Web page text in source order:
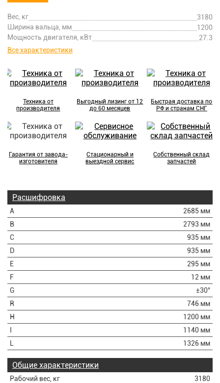
Вес, кг
3180
Ширина вальца, мм
1200
Мощность двигателя, кВт
27.3
Все характеристики
Техника от
производителя
Выгодный лизинг от 12
до 60 месяцев
Быстрая доставка по
РФ и странам СНГ
Гарантия от завода-
изготовителя
Стационарный и
выездной сервис
Собственный склад
запчастей
Расшифровка
A
2685 мм
B
2793 мм
C
935 мм
D
935 мм
E
295 мм
F
12 мм
G
±30°
R
746 мм
H
1200 мм
1140 мм
1326 мм
Общие характеристики
Рабочий вес, кг
3180